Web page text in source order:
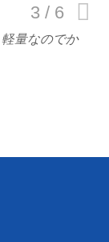
量なのでか